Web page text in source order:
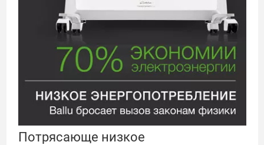
Потрясающе низкое